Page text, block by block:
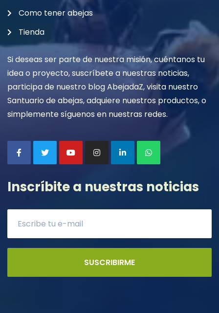
Como tener abejas
Tienda
Si deseas ser parte de nuestra misión, cuéntanos tu
idea o proyecto, suscríbete a nuestras noticias,
participa de nuestro blog AbejadaZ, visita nuestro
Santuario de abejas, adquiere nuestros productos, o
simplemente síguenos en nuestras redes.
Inscríbite a nuestras noticias
SUSCRIBIRME